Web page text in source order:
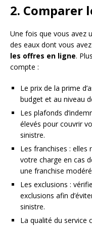
2. Comparer
Une fois que vous avez
des eaux dont vous
les offres en ligne.
compte :
Le prix de la prime
budget et au niveau
Les plafonds
élevés pour couvrir
sinistre.
Les franchises :
votre charge en cas
une franchise
Les exclusions :
exclusions afin
sinistre.
La qualité du service